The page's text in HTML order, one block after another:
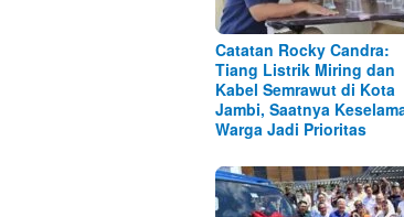
Catatan Rocky Candra:
Tiang Listrik Miring dan
Kabel Semrawut di Kota
Jambi, Saatnya
Warga Jadi Prioritas